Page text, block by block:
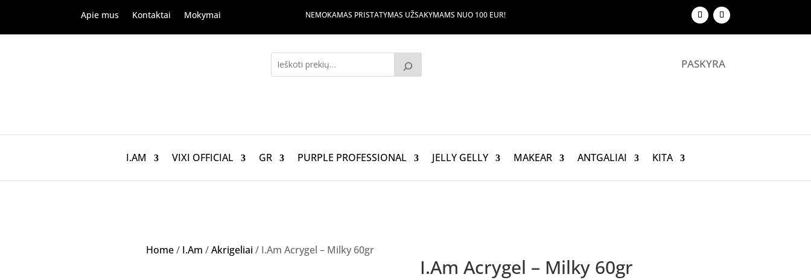
Apie mus Kontaktai Mokymai NEMOKAMAS PRISTATYMAS UŽSAKYMAMS NUO 100 EUR!
PASKYRA
I.AM VIXI OFFICIAL GR PURPLE PROFESSIONAL JELLY GELLY MAKEAR ANTGALIAI KITA
Home/ I.Am /Akrigeliai / I.Am Acrygel – Milky 60gr
I.Am Acrygel – Milky 60gr